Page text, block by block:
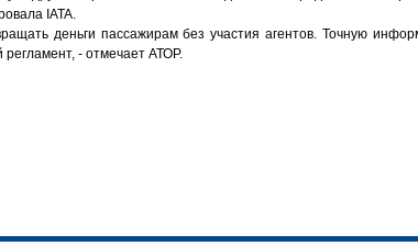
IATA.
деньги пассажирам без участия агентов. Точную
регламент, - отмечает АТОР.